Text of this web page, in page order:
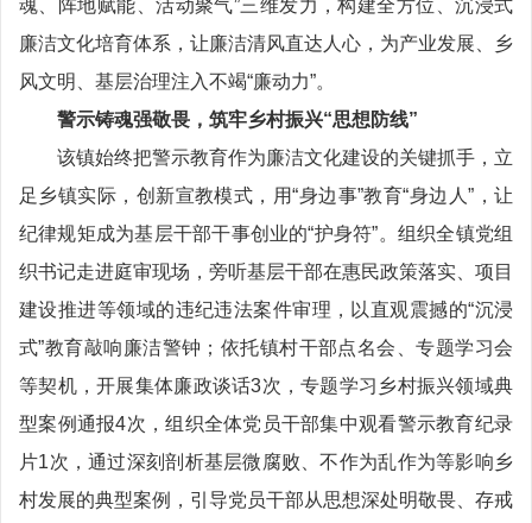
魂、阵地赋能、活动聚气”三维发力，构建全方位、沉浸式
廉洁文化培育体系，让廉洁清风直达人心，为产业发展、乡
风文明、基层治理注入不竭“廉动力”。
警示铸魂强敬畏，筑牢乡村振兴“思想防线”
该镇始终把警示教育作为廉洁文化建设的关键抓手，立
足乡镇实际，创新宣教模式，用“身边事”教育“身边人”，让
纪律规矩成为基层干部干事创业的“护身符”。组织全镇党组
织书记走进庭审现场，旁听基层干部在惠民政策落实、项目
建设推进等领域的违纪违法案件审理，以直观震撼的“沉浸
式”教育敲响廉洁警钟；依托镇村干部点名会、专题学习会
等契机，开展集体廉政谈话3次，专题学习乡村振兴领域典
型案例通报4次，组织全体党员干部集中观看警示教育纪录
片1次，通过深刻剖析基层微腐败、不作为乱作为等影响乡
村发展的典型案例，引导党员干部从思想深处明敬畏、存戒